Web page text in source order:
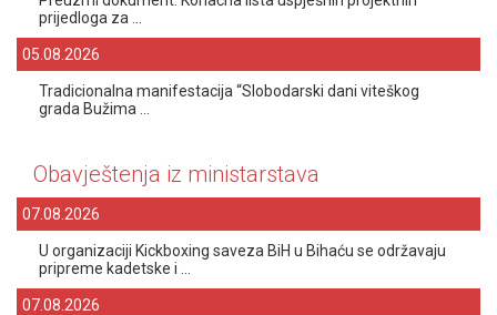
prijedloga za ...
05.08.2026
Tradicionalna manifestacija “Slobodarski dani viteškog
grada Bužima ...
Obavještenja iz ministarstava
07.08.2026
U organizaciji Kickboxing saveza BiH u Bihaću se održavaju
pripreme kadetske i ...
07.08.2026